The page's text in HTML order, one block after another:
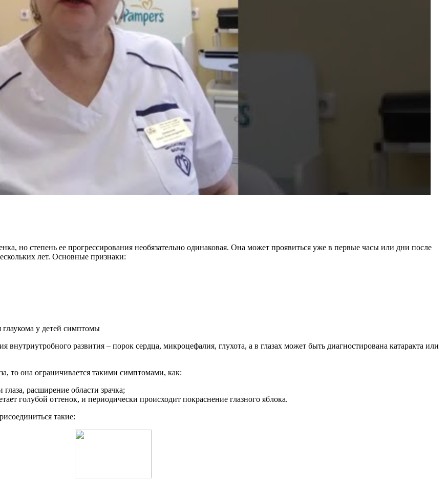
но степень ее прогрессирования необязательно одинаковая. Она может проявиться уже в первые часы или дни после
лет. Основные признаки:
развития – порок сердца, микроцефалия, глухота, а в глазах может быть диагностирована катаракта или
то она ограничивается такими симптомами, как:
расширение области зрачка;
голубой оттенок, и периодически происходит покраснение глазного яблока.
такие: